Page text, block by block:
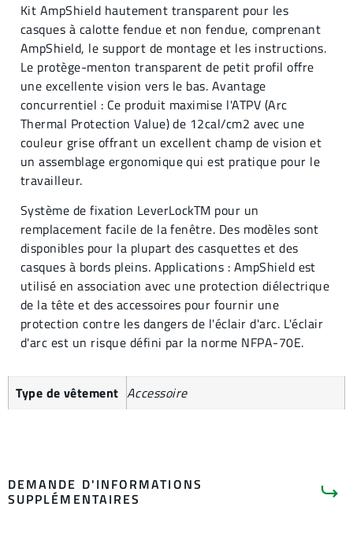
Kit AmpShield hautement transparent pour les
casques à calotte fendue et non fendue, comprenant
AmpShield, le support de montage et les instructions.
Le protège-menton transparent de petit profil offre
une excellente vision vers le bas. Avantage
concurrentiel : Ce produit maximise l'ATPV (Arc
Thermal Protection Value) de 12cal/cm2 avec une
couleur grise offrant un excellent champ de vision et
un assemblage ergonomique qui est pratique pour le
travailleur.
Système de fixation LeverLockTM pour un
remplacement facile de la fenêtre. Des modèles sont
disponibles pour la plupart des casquettes et des
casques à bords pleins. Applications : AmpShield est
utilisé en association avec une protection diélectrique
de la tête et des accessoires pour fournir une
protection contre les dangers de l'éclair d'arc. L'éclair
d'arc est un risque défini par la norme NFPA-70E.
Type de vêtement Accessoire
DEMANDE D'INFORMATIONS
SUPPLÉMENTAIRES